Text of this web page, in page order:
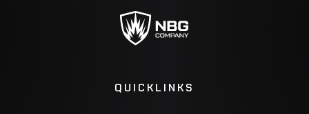
QUICKLINKS